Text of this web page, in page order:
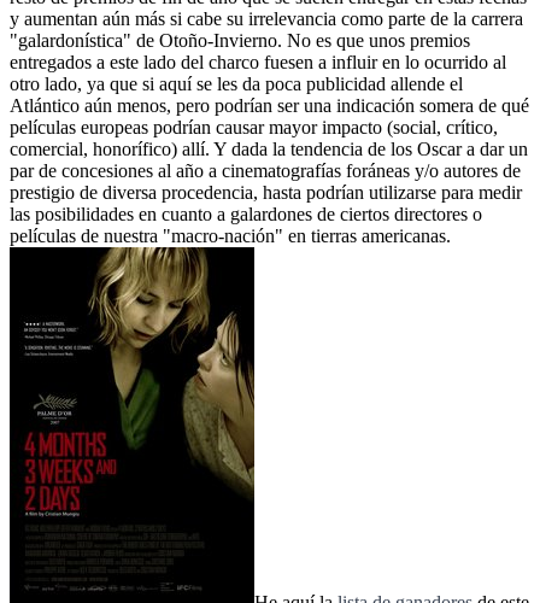
y aumentan aún más si cabe su irrelevancia como parte de la carrera
"galardonística" de Otoño-Invierno. No es que unos premios
entregados a este lado del charco fuesen a influir en lo ocurrido al
otro lado, ya que si aquí se les da poca publicidad allende el
Atlántico aún menos, pero podrían ser una indicación somera de qué
películas europeas podrían causar mayor impacto (social, crítico,
comercial, honorífico) allí. Y dada la tendencia de los Oscar a dar un
par de concesiones al año a cinematografías foráneas y/o autores de
prestigio de diversa procedencia, hasta podrían utilizarse para medir
las posibilidades en cuanto a galardones de ciertos directores o
películas de nuestra "macro-nación" en tierras americanas.